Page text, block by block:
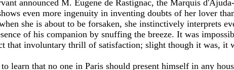
announced M. Eugene de Rastignac, the Marquis
even more ingenuity in inventing doubts of her lover
she is about to be forsaken, she instinctively interprets
of his companion by snuffing the breeze. It was
that involuntary thrill of satisfaction; slight though it was, it
to learn that no one in Paris should present himself in any